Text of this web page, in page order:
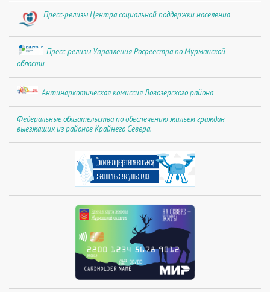
Пресс-релизы Центра социальной поддержки населения
Пресс-релизы Управления Росреестра по Мурманской
области
Антинаркотическая комиссия Ловозерского района
Федеральные обязательства по обеспечению жильем граждан
выезжащих из районов Крайнего Севера.